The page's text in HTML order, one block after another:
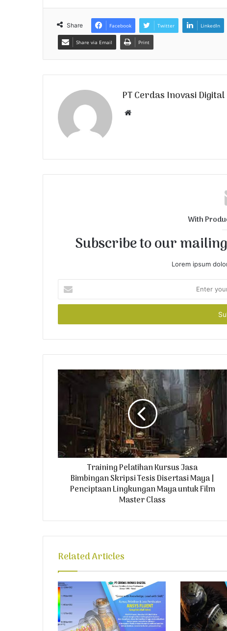
Share Facebook Twitter LinkedIn
Share via Email Print
PT Cerdas Inovasi Digital
i
With
Subscribe to our
Lorem ipsum
t
r
u
E
d
r
Training Pelatihan Kursus Jasa
Bimbingan Skripsi Tesis Disertasi Maya |
Penciptaan Lingkungan Maya untuk Film
Master Class
Related Articles